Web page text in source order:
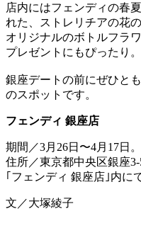
店内にはフェンディの春
れた、ストレリチアの花
オリジナルのボトルフラ
プレゼントにもぴったり。
銀座デートの前にぜひと
のスポットです。
フェンディ 銀座店
期間／3月26日〜4月17日。
住所／東京都中央区銀座3-
｢フェンディ 銀座店｣内に
文／大塚綾子